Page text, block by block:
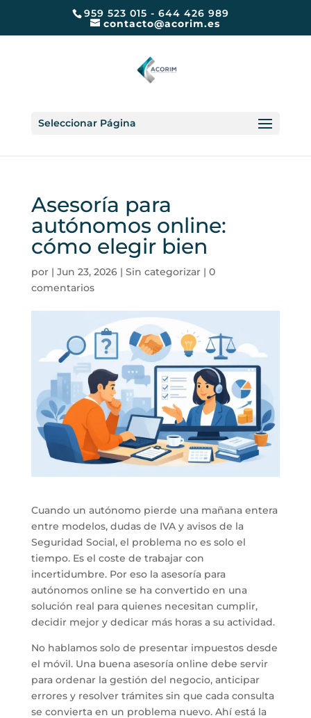
959 523 015 - 644 426 989
contacto@acorim.es
Seleccionar Página
Asesoría para
autónomos online:
cómo elegir bien
por | Jun 23, 2026| Sin categorizar| 0
comentarios
Cuando un autónomo pierde una mañana entera
entre modelos, dudas de IVA y avisos de la
Seguridad Social, el problema no es solo el
tiempo. Es el coste de trabajar con
incertidumbre. Por eso la asesoría para
autónomos online se ha convertido en una
solución real para quienes necesitan cumplir,
decidir mejor y dedicar más horas a su actividad.
No hablamos solo de presentar impuestos desde
el móvil. Una buena asesoría online debe servir
para ordenar la gestión del negocio, anticipar
errores y resolver trámites sin que cada consulta
se convierta en un problema nuevo. Ahí está la